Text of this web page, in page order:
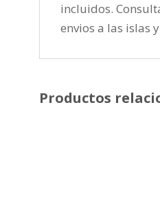
incluidos.
envios a las islas
Productos